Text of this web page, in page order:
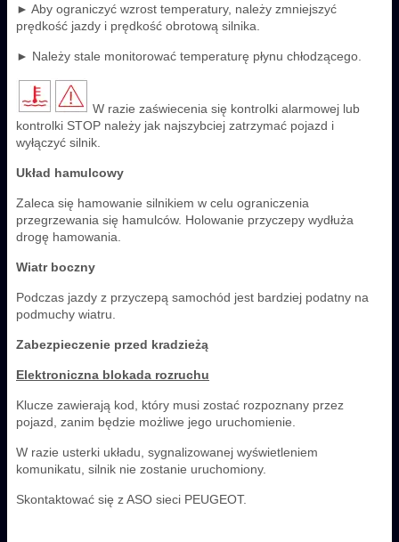
► Aby ograniczyć wzrost temperatury, należy zmniejszyć
prędkość jazdy i prędkość obrotową silnika.
► Należy stale monitorować temperaturę płynu chłodzącego.
W razie zaświecenia się kontrolki alarmowej lub
kontrolki STOP należy jak najszybciej zatrzymać pojazd i
wyłączyć silnik.
Układ hamulcowy
Zaleca się hamowanie silnikiem w celu ograniczenia
przegrzewania się hamulców. Holowanie przyczepy wydłuża
drogę hamowania.
Wiatr boczny
Podczas jazdy z przyczepą samochód jest bardziej podatny na
podmuchy wiatru.
Zabezpieczenie przed kradzieżą
Elektroniczna blokada rozruchu
Klucze zawierają kod, który musi zostać rozpoznany przez
pojazd, zanim będzie możliwe jego uruchomienie.
W razie usterki układu, sygnalizowanej wyświetleniem
komunikatu, silnik nie zostanie uruchomiony.
Skontaktować się z ASO sieci PEUGEOT.